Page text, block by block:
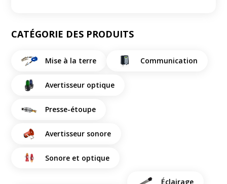
CATÉGORIE DES PRODUITS
Mise à la terre Communication
Avertisseur optique
Presse-étoupe
Avertisseur sonore
Sonore et optique
Éclairage